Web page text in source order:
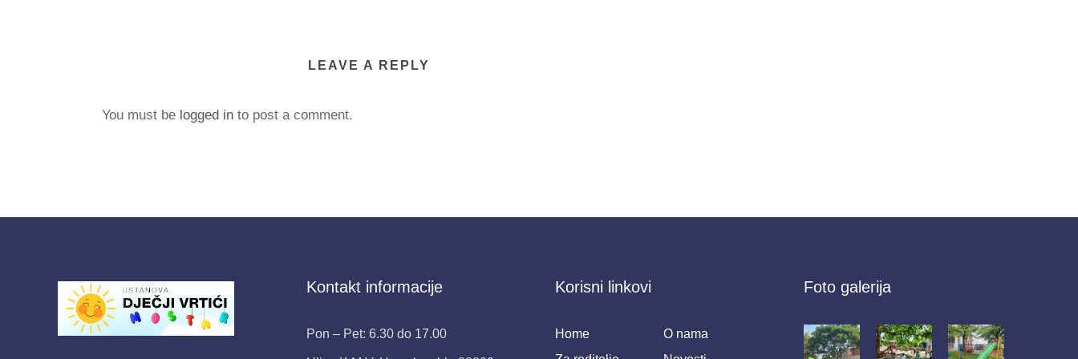
LEAVE A REPLY
You must be logged in to post a comment.
Kontakt informacije
Pon – Pet: 6.30 do 17.00
Korisni linkovi
Home
O nama
Foto galerija